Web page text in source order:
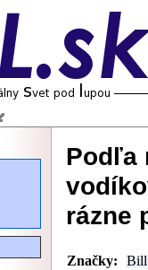
Podľa
rázne
Značky: Bill